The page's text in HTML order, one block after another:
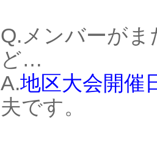
Q.メンバーが
ど…
A.地区大会開催
夫です。